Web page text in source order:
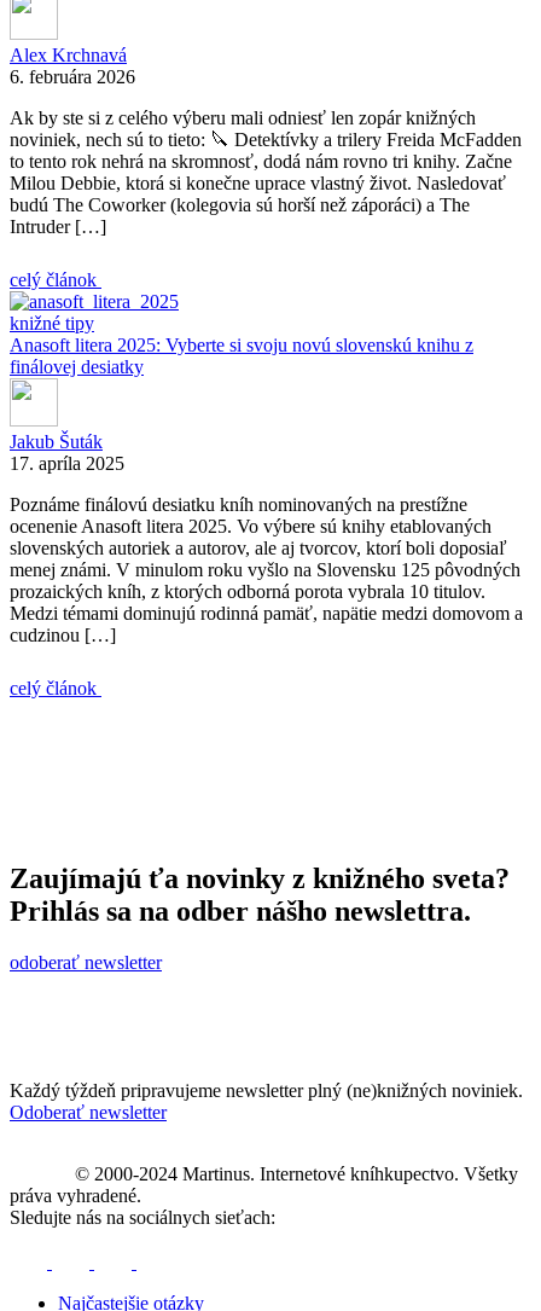
Alex Krchnavá
6. februára 2026
Ak by ste si z celého výberu mali odniesť len zopár knižných
noviniek, nech sú to tieto: 🔪 Detektívky a trilery Freida McFadden
to tento rok nehrá na skromnosť, dodá nám rovno tri knihy. Začne
Milou Debbie, ktorá si konečne uprace vlastný život. Nasledovať
budú The Coworker (kolegovia sú horší než záporáci) a The
Intruder […]
celý článok
knižné tipy
Anasoft litera 2025: Vyberte si svoju novú slovenskú knihu z
finálovej desiatky
Jakub Šuták
17. apríla 2025
Poznáme finálovú desiatku kníh nominovaných na prestížne
ocenenie Anasoft litera 2025. Vo výbere sú knihy etablovaných
slovenských autoriek a autorov, ale aj tvorcov, ktorí boli doposiaľ
menej známi. V minulom roku vyšlo na Slovensku 125 pôvodných
prozaických kníh, z ktorých odborná porota vybrala 10 titulov.
Medzi témami dominujú rodinná pamäť, napätie medzi domovom a
cudzinou […]
celý článok
Zaujímajú ťa novinky z knižného sveta?
Prihlás sa na odber nášho newslettra.
odoberať newsletter
Každý týždeň pripravujeme newsletter plný (ne)knižných noviniek.
Odoberať newsletter
© 2000-2024 Martinus. Internetové kníhkupectvo. Všetky
práva vyhradené.
Sledujte nás na sociálnych sieťach:
Najčastejšie otázky